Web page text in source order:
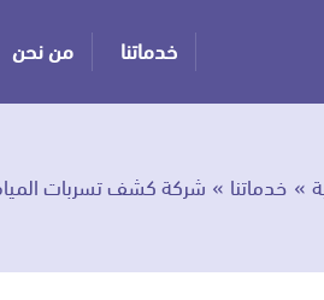
خدماتنا من نحن
خدماتنا شركة كشف تسربات